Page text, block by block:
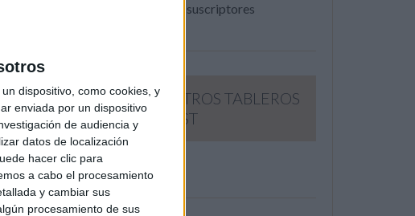
dispositivo, como cookies, y
enviada por un dispositivo
de audiencia y
datos de localización
hacer clic para
a cabo el procesamiento
y cambiar sus
procesamiento de sus
Únete a otros 371K suscriptores
SIGUE NUESTROS TABLEROS
EN PINTEREST